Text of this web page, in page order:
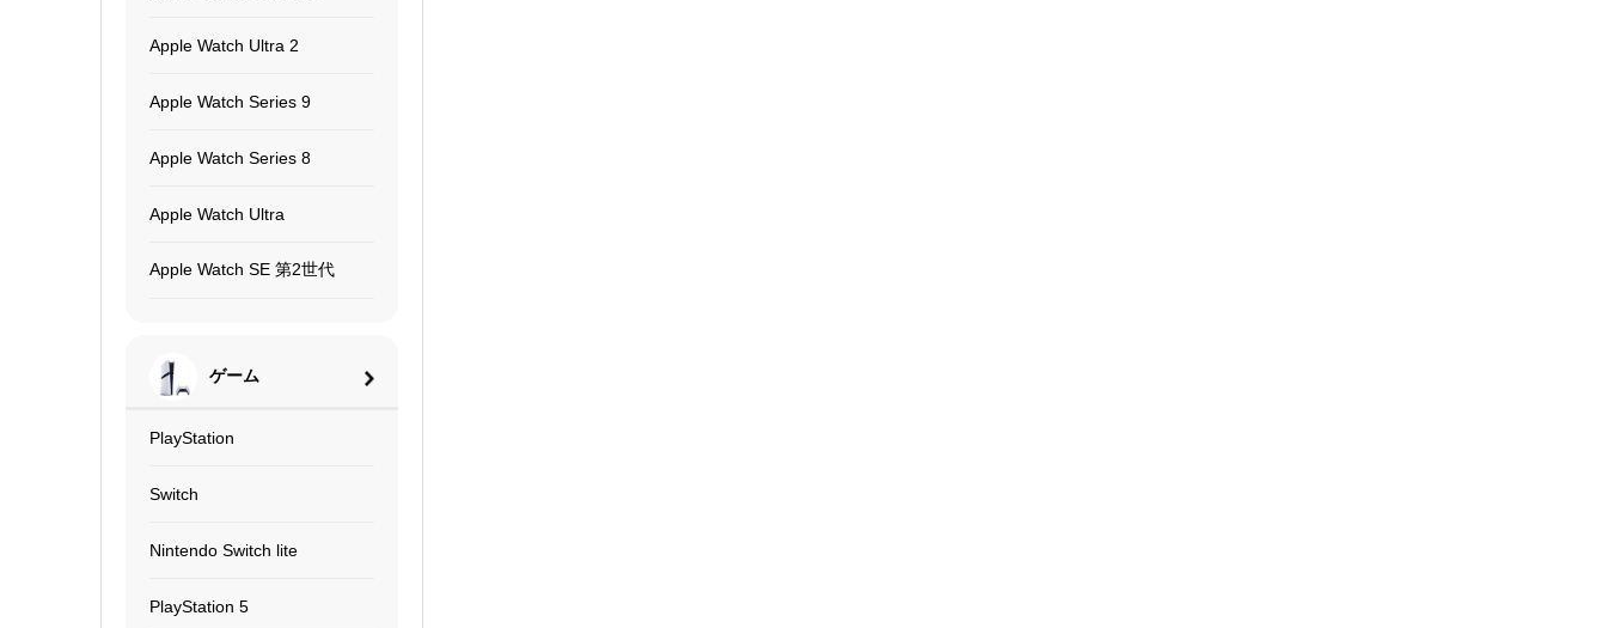
Apple Watch Ultra 2
Apple Watch Series 9
Apple Watch Series 8
Apple Watch Ultra
Apple Watch SE 第2世代
ゲーム
PlayStation
Switch
Nintendo Switch lite
PlayStation 5